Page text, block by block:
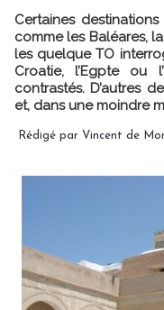
Certaines
comme les Baléares,
les quelque TO
Croatie, l’Egpte ou
contrastés. D’autres
et, dans une moindre
Rédigé par Vincent de